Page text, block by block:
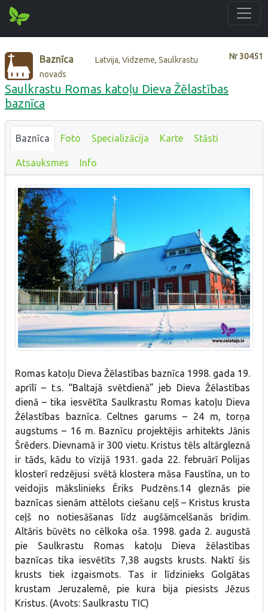
Nr30451
Baznīca
Latvija, Vidzeme, Saulkrastu
novads
Saulkrastu Romas katoļu Dieva Žēlastības
baznīca
Baznīca Foto Specializācija Karte Stāsti
Atsauksmes Info
Romas katoļu Dieva Žēlastības baznīca 1998. gada 19.
aprīlī – t.s. “Baltajā svētdienā” jeb Dieva Žēlastības
dienā – tika iesvētīta Saulkrastu Romas katoļu Dieva
Žēlastības baznīca. Celtnes garums – 24 m, torņa
augstums – 16 m. Baznīcu projektējis arhitekts Jānis
Šrēders. Dievnamā ir 300 vietu. Kristus tēls altārgleznā
ir tāds, kādu to vīzijā 1931. gada 22. februārī Polijas
klosterī redzējusi svētā klostera māsa Faustīna, un to
veidojis mākslinieks Ēriks Pudzēns.14 gleznās pie
baznīcas sienām attēlots ciešanu ceļš – Kristus krusta
ceļš no notiesāšanas līdz augšāmcelšanās brīdim.
Altāris būvēts no cēlkoka oša. 1998. gada 2. augustā
pie Saulkrastu Romas katoļu Dieva žēlastības
baznīcas tika iesvētīts 7,38 augsts krusts. Naktī šis
krusts tiek izgaismots. Tas ir līdzinieks Golgātas
krustam Jeruzalemē, pie kura bija piesists Jēzus
Kristus. (Avots: Saulkrastu TIC)